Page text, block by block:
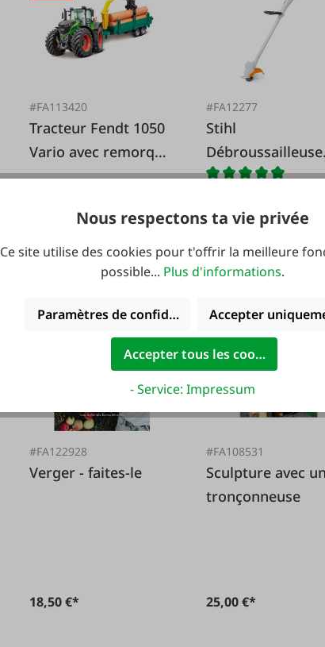
#FA113420
Tracteur Fendt 1050
Vario avec remorque
en bois
19,99 €* 24,99 €*
#FA12277
Stihl
Débroussailleuse
jouet
39,95 €*
#FA122928
Verger - faites-le
18,50 €*
#FA108531
Sculpture avec
tronçonneuse
25,00 €*
Nous respectons ta vie privée
Ce site utilise des cookies pour t'offrir la meilleure
possible... Plus d'informations.
Paramètres de confidentialitéAccepter
Accepter tous les cookies
- Service: Impressum